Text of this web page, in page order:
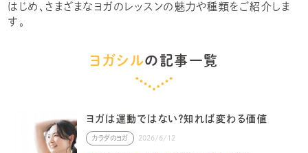
はじめ、さまざまなヨガのレッスンの魅力や種類をご紹介しま
す。
ヨガシルの記事一覧
ヨガは運動ではない？知れば変わる価値
カラダのヨガ 2026/6/12